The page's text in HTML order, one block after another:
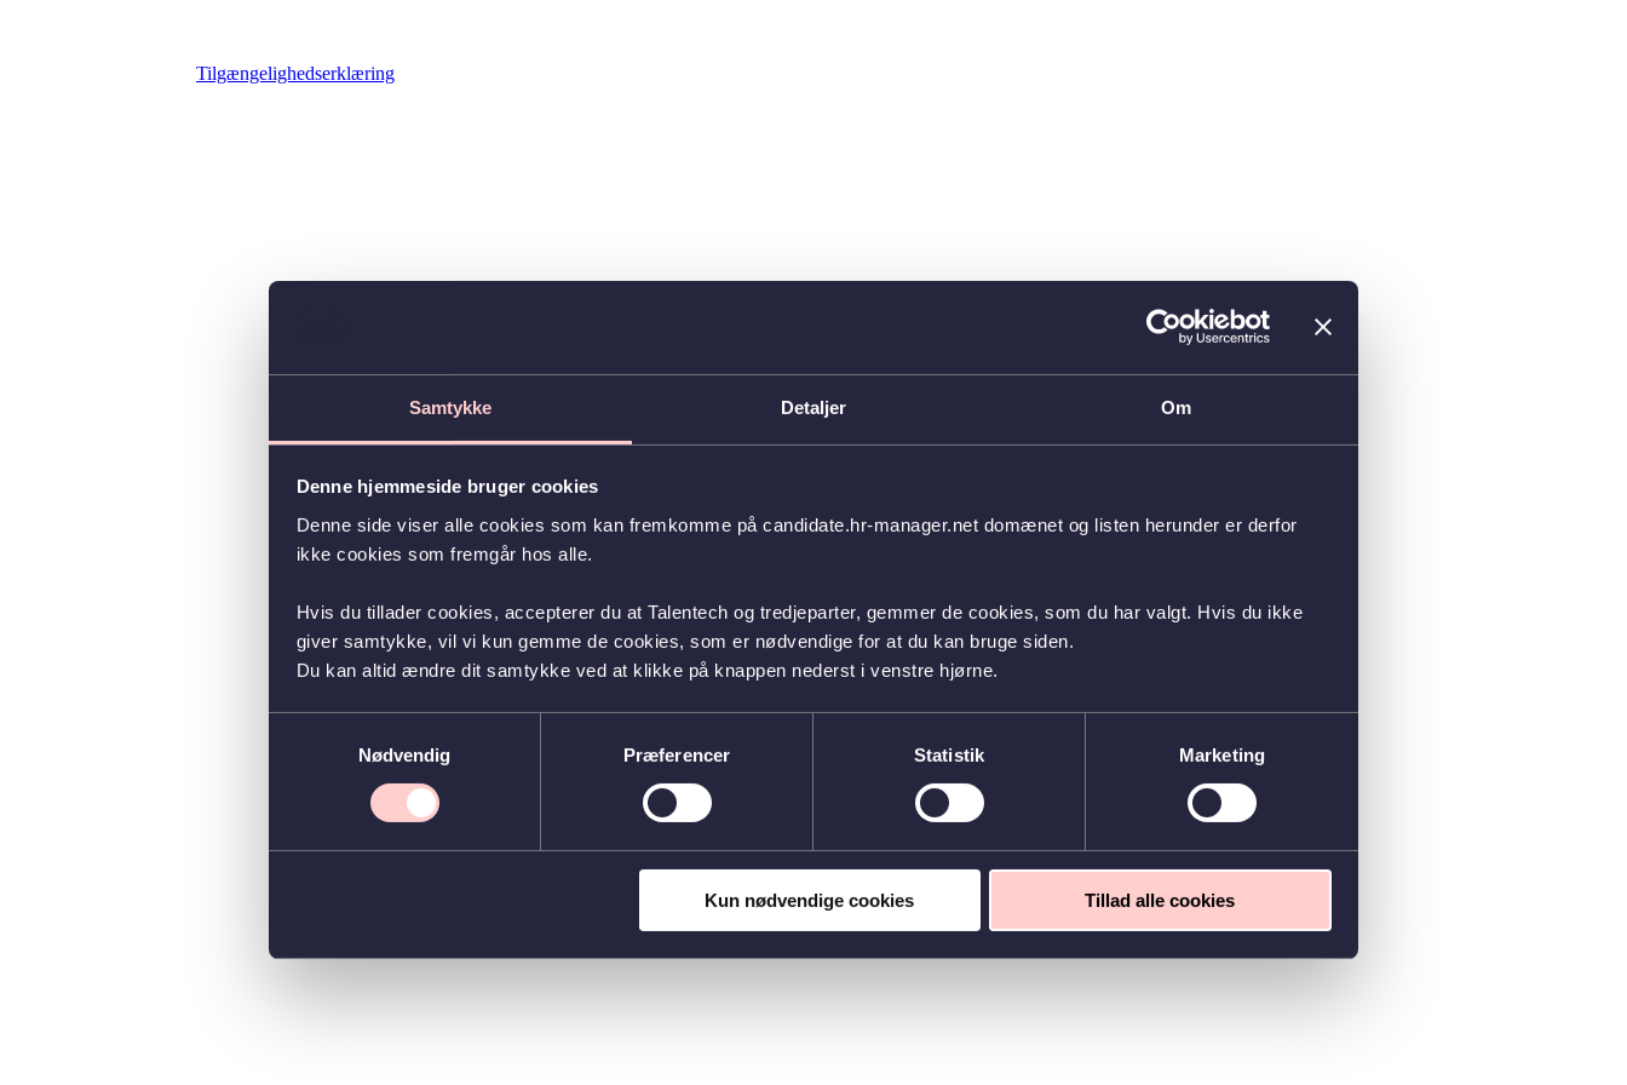
Samtykke Detaljer Om
Denne hjemmeside bruger cookies
Denne side viser alle cookies som kan fremkomme på candidate.hr-manager.net domænet og listen herunder er derfor
ikke cookies som fremgår hos alle.
Hvis du tillader cookies, accepterer du at Talentech og tredjeparter, gemmer de cookies, som du har valgt. Hvis du ikke
giver samtykke, vil vi kun gemme de cookies, som er nødvendige for at du kan bruge siden.
Du kan altid ændre dit samtykke ved at klikke på knappen nederst i venstre hjørne.
Nødvendig
Præferencer Statistik Marketing
Kun nødvendige cookies Tillad alle cookies
Tilgængelighedserklæring